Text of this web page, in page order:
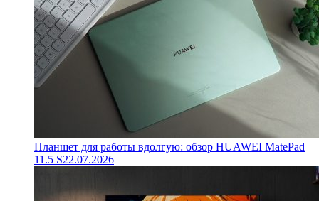
Планшет для работы вдолгую: обзор HUAWEI MatePad
11.5 S22.07.2026